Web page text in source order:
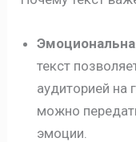
текст
аудиторией на
можно
эмоции.